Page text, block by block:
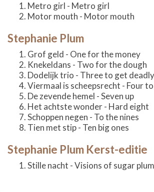
Metro girl - Metro girl
Motor mouth - Motor mouth
Stephanie Plum
Grof geld - One for the money
Knekeldans - Two for the dough
Dodelijk trio - Three to get deadly
Viermaal is scheepsrecht - Four
De zevende hemel - Seven up
Het achtste wonder - Hard eight
Schoppen negen - To the nines
Tien met stip - Ten big ones
Stephanie Plum Kerst-editie
Stille nacht - Visions of sugar